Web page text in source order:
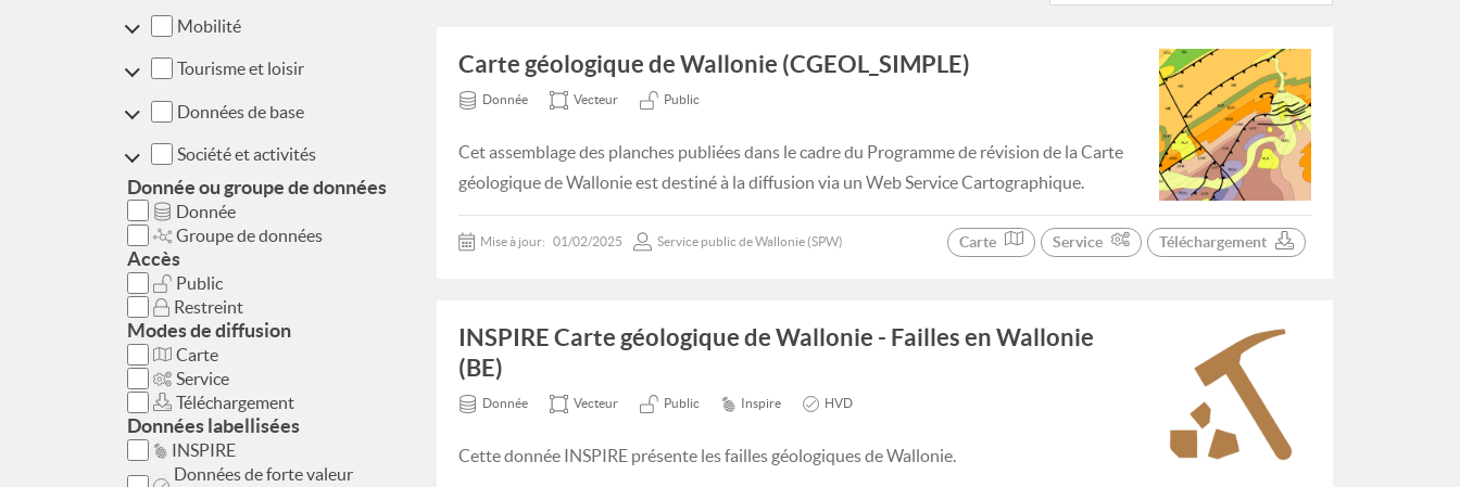
Mobilité
Tourisme et loisir
Données de base
Société et activités
Donnée ou groupe de données
Donnée
Groupe de données
Accès
Public
Restreint
Modes de diffusion
Carte
Service
Téléchargement
Données labellisées
INSPIRE
Données de forte valeur
Carte géologique de Wallonie (CGEOL_SIMPLE)
Donnée Vecteur Public
Cet assemblage des planches publiées dans le cadre du Programme de révision de la Carte
géologique de Wallonie est destiné à la diffusion via un Web Service Cartographique.
Mise à jour: 01/02/2025 Service public de Wallonie (SPW) Carte Service Téléchargement
INSPIRE Carte géologique de Wallonie - Failles en Wallonie
(BE)
Donnée Vecteur Public Inspire HVD
Cette donnée INSPIRE présente les failles géologiques de Wallonie.